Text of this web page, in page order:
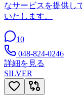
なサービスを提供し
いたします。
10
048-824-0246
詳細を見る
SILVER